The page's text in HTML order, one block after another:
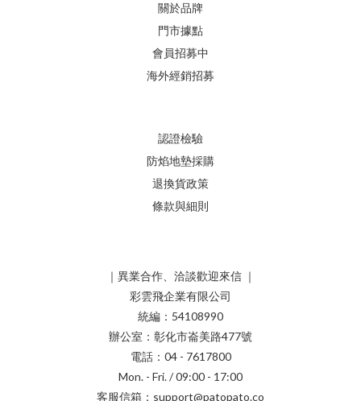
關於品牌
門市據點
會員招募中
海外經銷招募
認證檢驗
防焰地墊採購
退換貨政策
條款與細則
｜異業合作、洽談歡迎來信 ｜
彩雲飛企業有限公司
統編：54108990
辦公室：彰化市崙美路477號
電話：04 - 7617800
Mon. - Fri. / 09:00 - 17:00
客服信箱：support@patopato.co